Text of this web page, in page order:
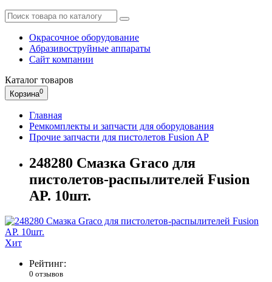
Окрасочное оборудование
Абразивоструйные аппараты
Сайт компании
Каталог товаров
Корзина0
Главная
Ремкомплекты и запчасти для оборудования
Прочие запчасти для пистолетов Fusion AP
248280 Смазка Graco для
пистолетов-распылителей Fusion
AP. 10шт.
Хит
Рейтинг:
0 отзывов